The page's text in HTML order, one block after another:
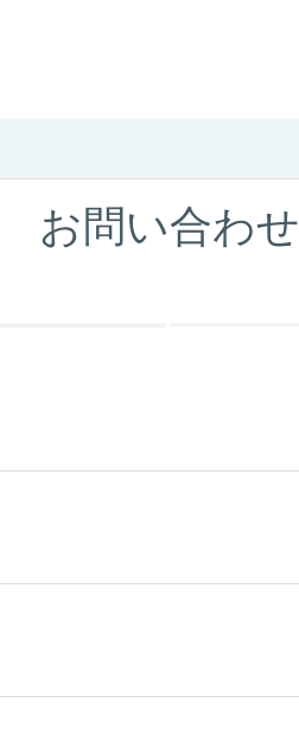
お問い合わせ